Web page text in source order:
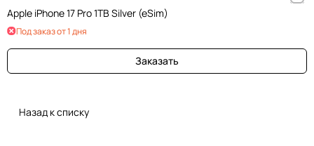
Apple iPhone 17 Pro 1TB Silver (eSim)
Под заказ от 1 дня
Заказать
Назад к списку